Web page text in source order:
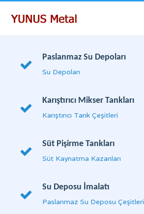
Paslanmaz Su Depoları
Su Depoları
Karıştırıcı Mikser Tankları
Karıştırıcı Tank Çeşitleri
Süt Pişirme Tankları
Süt Kaynatma Kazanları
Su Deposu İmalatı
Paslanmaz Su Deposu Çeşitleri